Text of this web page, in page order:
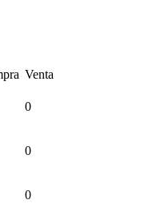
Venta
0
0
0